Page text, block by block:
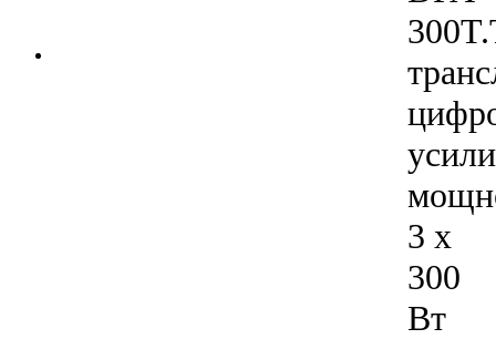
3 х
300
Вт